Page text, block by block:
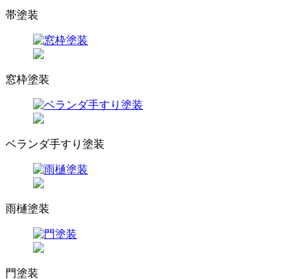
帯塗装
窓枠塗装
ベランダ手すり塗装
雨樋塗装
門塗装